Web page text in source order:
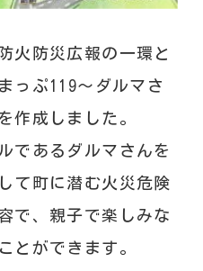
火防災広報の一環と
っぷ119～ダルマさ
作成しました。
であるダルマさんを
て町に潜む火災危険
で、親子で楽しみな
とができます。